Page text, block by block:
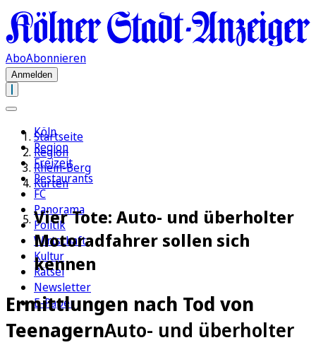
AboAbonnieren
Anmelden
Köln
Region
Freizeit
Restaurants
FC
Panorama
Politik
Wirtschaft
Kultur
Rätsel
Newsletter
E-Paper
Startseite
Region
Rhein-Berg
Kürten
Vier Tote: Auto- und überholter
Motoradfahrer sollen sich
kennen
Ermittlungen nach Tod von
TeenagernAuto- und überholter